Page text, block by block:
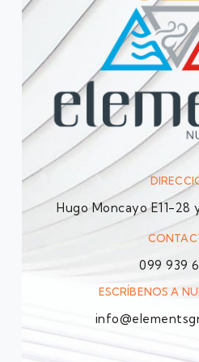
Hugo Moncayo E11-
099 939
ESCRÍBENOS A